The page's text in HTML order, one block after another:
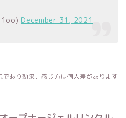
December 31, 2021
あり効果、感じ方は個人差があります